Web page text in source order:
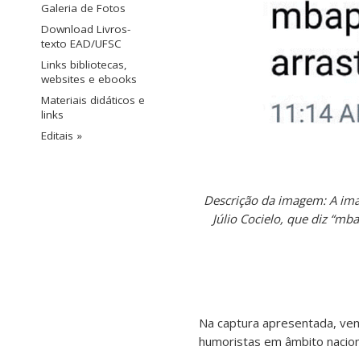
Galeria de Fotos
Download Livros-
texto EAD/UFSC
Links bibliotecas,
websites e ebooks
Materiais didáticos e
links
Editais »
Descrição da imagem: A
Júlio Cocielo, que diz
Na captura apresentada,
humoristas em âmbito